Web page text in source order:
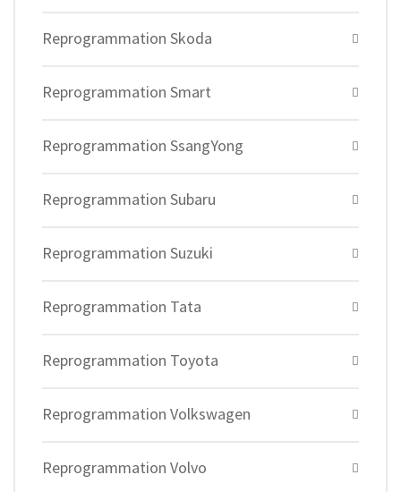
Reprogrammation Skoda
Reprogrammation Smart
Reprogrammation SsangYong
Reprogrammation Subaru
Reprogrammation Suzuki
Reprogrammation Tata
Reprogrammation Toyota
Reprogrammation Volkswagen
Reprogrammation Volvo